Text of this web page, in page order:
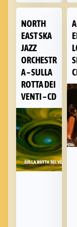
NORTH
EAST SKA
JAZZ
ORCHESTR
A – SULLA
ROTTA DEI
VENTI – CD